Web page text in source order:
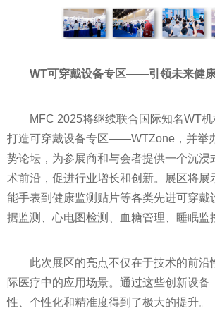
WT可穿戴设备专区——引领未来健
MFC 2025将继续联合国际知名WT
打造可穿戴设备专区——WTZone，并举
势论坛，为参展商和与会者提供一个沉浸
术前沿，促进行业增长和创新。展区将展
能手表到健康监测贴片等各类先进可穿戴
据监测、心电图检测、血糖管理、睡眠监
此次展区的亮点不仅在于技术的前沿
际医疗中的应用场景。通过这些创新设备
性、个性化和精准度得到了极大的提升。